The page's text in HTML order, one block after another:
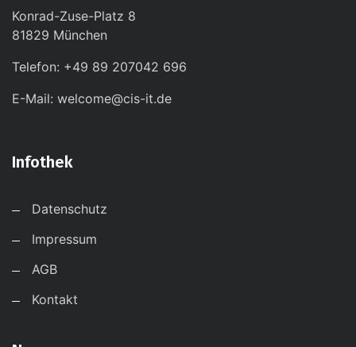
Konrad-Zuse-Platz 8
81829 München
Telefon: +49 89 207042 696
E-Mail: welcome@cis-it.de
Infothek
Datenschutz
Impressum
AGB
Kontakt